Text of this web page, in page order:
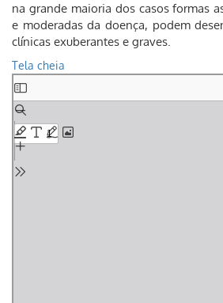
na grande maioria dos casos formas
e moderadas da doença, podem
clínicas exuberantes e graves.
Tela cheia
Skip
to
PDF
content